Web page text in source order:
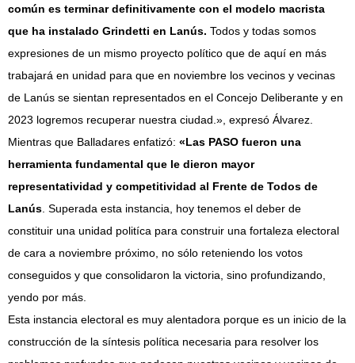
común es terminar definitivamente con el modelo macrista
que ha instalado Grindetti en Lanús. Todos y todas somos
expresiones de un mismo proyecto político que de aquí en más
trabajará en unidad para que en noviembre los vecinos y vecinas
de Lanús se sientan representados en el Concejo Deliberante y en
2023 logremos recuperar nuestra ciudad.», expresó Álvarez.
Mientras que Balladares enfatizó: «Las PASO fueron una
herramienta fundamental que le dieron mayor
representatividad y competitividad al Frente de Todos de
Lanús. Superada esta instancia, hoy tenemos el deber de
constituir una unidad politíca para construir una fortaleza electoral
de cara a noviembre próximo, no sólo reteniendo los votos
conseguidos y que consolidaron la victoria, sino profundizando,
yendo por más.
Esta instancia electoral es muy alentadora porque es un inicio de la
construcción de la síntesis política necesaria para resolver los